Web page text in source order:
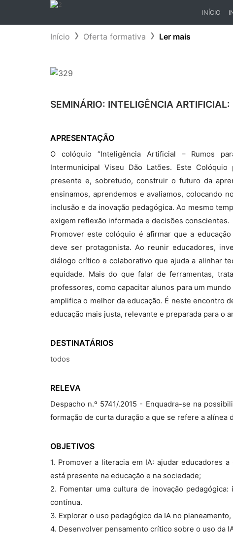
INÍCIO
Início Oferta formativa Ler mais
SEMINÁRIO: INTELIGÊNCIA
APRESENTAÇÃO
O colóquio “Inteligência Artificial – Rumos
Intermunicipal Viseu Dão Latões. Este
presente e, sobretudo, construir o futuro da
ensinamos, aprendemos e avaliamos, colocando
inclusão e da inovação pedagógica. Ao mesmo
exigem reflexão informada e decisões conscientes.
Promover este colóquio é afirmar que a
deve ser protagonista. Ao reunir educadores,
diálogo crítico e colaborativo que ajuda a alinhar
equidade. Mais do que falar de ferramentas,
professores, como capacitar alunos para um
amplifica o melhor da educação. É neste encontro
educação mais justa, relevante e preparada para o
DESTINATÁRIOS
todos
RELEVA
Despacho n.º 5741/.2015 - Enquadra-se na
formação de curta duração a que se refere a alínea
OBJETIVOS
1. Promover a literacia em IA: ajudar educadores
está presente na educação e na sociedade;
2. Fomentar uma cultura de inovação
contínua.
3. Explorar o uso pedagógico da IA no
4. Desenvolver pensamento crítico sobre o uso da